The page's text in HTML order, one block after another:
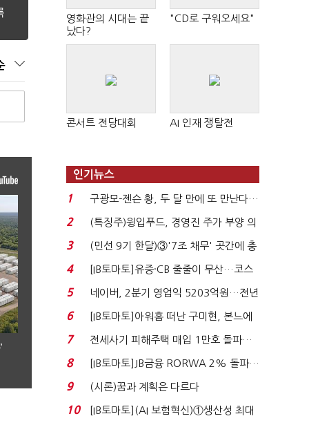
영화관의 시대는 끝
났다?
"CD로 구워오세요"
콘서트 전당대회 AI 인재 쟁탈전
인기뉴스
1
구광모-젠슨 황, 두 달 만에 또 만난다…
로봇·AI 등 논...
2
(특징주)윙입푸드, 경영진 주가 부양 의
지에 상한가...
3
(민선 9기 한달)③'7조 채무' 곳간에 충
격…추미애, 20년...
4
[IB토마토]유증·CB 줄줄이 무산…코스
닥 벌점 급증에 ...
5
네이버, 2분기 영업익 5203억원…전년
비 0.2% 감소...
6
[IB토마토]아워홈 떠난 구미현, 본느에
340억 베팅…가...
7
전세사기 피해주택 매입 1만호 돌파…
누적 피해자 4만2...
8
[IB토마토]JB금융 RORWA 2% 돌파…
실적 견인은 은행 ...
9 (시론)꿈과 계획은 다르다
10
[IB토마토](AI 보험혁신)①생산성 최대